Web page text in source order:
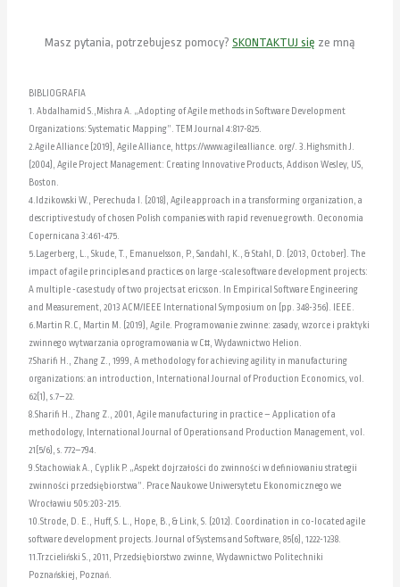
Masz pytania, potrzebujesz pomocy? SKONTAKTUJ się ze mną
BIBLIOGRAFIA
1. Abdalhamid S.,Mishra A. „Adopting of Agile methods in Software Development
Organizations: Systematic Mapping”. TEM Journal 4:817-825.
2.Agile Alliance (2019), Agile Alliance, https://www.agilealliance. org/. 3.Highsmith J.
(2004), Agile Project Management: Creating Innovative Products, Addison Wesley, US,
Boston.
4.Idzikowski W., Perechuda I. (2018), Agile approach in a transforming organization, a
descriptive study of chosen Polish companies with rapid revenue growth. Oeconomia
Copernicana 3:461-475.
5.Lagerberg, L., Skude, T., Emanuelsson, P., Sandahl, K., & Stahl, D. (2013, October). The
impact of agile principles and practices on large -scale software development projects:
A multiple -case study of two projects at ericsson. In Empirical Software Engineering
and Measurement, 2013 ACM/IEEE International Symposium on (pp. 348-356). IEEE.
6.Martin R.C, Martin M. (2019), Agile. Programowanie zwinne: zasady, wzorce i praktyki
zwinnego wytwarzania oprogramowania w C#, Wydawnictwo Helion.
7.Sharifi H., Zhang Z., 1999, A methodology for achieving agility in manufacturing
organizations: an introduction, International Journal of Production Economics, vol.
62(1), s.7–22.
8.Sharifi H., Zhang Z., 2001, Agile manufacturing in practice – Application of a
methodology, International Journal of Operations and Production Management, vol.
21(5/6), s. 772–794.
9.Stachowiak A., Cyplik P. „Aspekt dojrzałości do zwinności w definiowaniu strategii
zwinności przedsiębiorstwa”. Prace Naukowe Uniwersytetu Ekonomicznego we
Wrocławiu 505:203-215.
10.Strode, D. E., Huff, S. L., Hope, B., & Link, S. (2012). Coordination in co-located agile
software development projects. Journal of Systems and Software, 85(6), 1222-1238.
11.Trzcieliński S., 2011, Przedsiębiorstwo zwinne, Wydawnictwo Politechniki
Poznańskiej, Poznań.